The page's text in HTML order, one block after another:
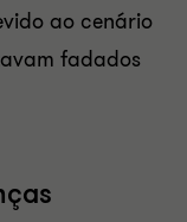
ao cenário
fadados